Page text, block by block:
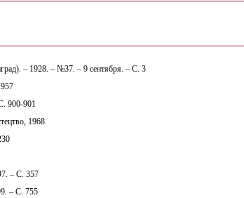
– 1928. – №37. – 9 сентября. – С. 3
900-901
1968
– С. 357
– С. 755